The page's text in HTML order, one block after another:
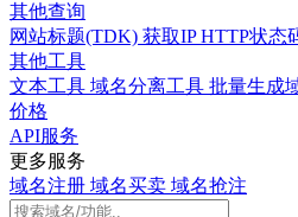
其他查询
网站标题(TDK) 获取IPHTTP状态
其他工具
文本工具 域名分离工具 批量生成
价格
API服务
更多服务
域名注册 域名买卖 域名抢注